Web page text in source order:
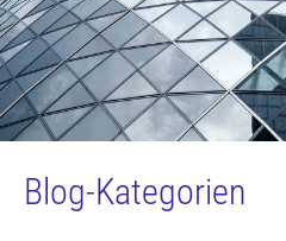
Blog-Kategorien